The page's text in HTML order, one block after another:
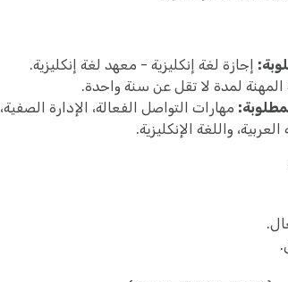
إجازة لغة إنكليزية - معهد لغة إنكليزية.
المهنة لمدة لا تقل عن سنة واحدة.
مهارات التواصل الفعالة، الإدارة
العربية، واللغة الإنكليزية.